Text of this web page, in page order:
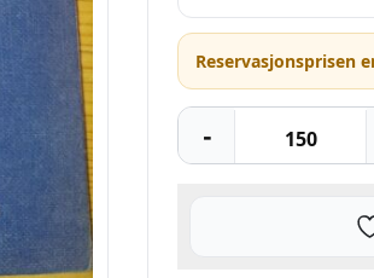
Reservasjonsprisen